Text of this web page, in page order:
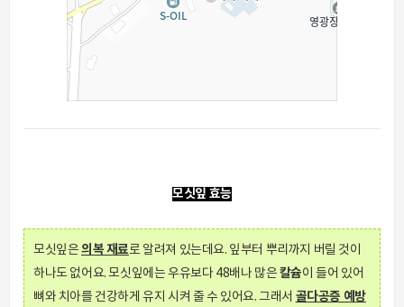
모싯잎 효능
모싯잎은의복 재료로 알려져 있는데요. 잎부터 뿌리까지 버릴 것이
하나도 없어요. 모싯잎에는 우유보다 48배나 많은칼슘이 들어 있어
뼈와 치아를 건강하게 유지 시켜 줄 수 있어요. 그래서 골다공증 예방